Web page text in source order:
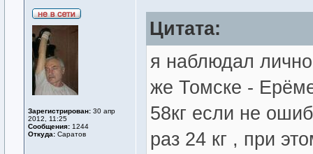
Зарегистрирован: 30 апр
2012, 11:25
Сообщения: 1244
Откуда: Саратов
Цитата:
я наблюдал
же Томске -
58кг если не
раз 24 кг , при